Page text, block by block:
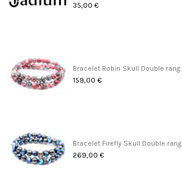
35,00 €
Bracelet Robin Skull Double rang
159,00 €
Bracelet Firefly Skull Double rang
269,00 €